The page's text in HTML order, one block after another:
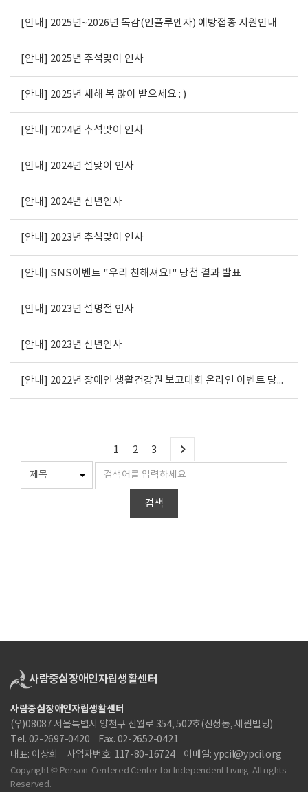
[안내] 2025년~2026년 독감(인플루엔자) 예방접종 지원안내
[안내] 2025년 추석맞이 인사
[안내] 2025년 새해 복 많이 받으세요 : )
[안내] 2024년 추석맞이 인사
[안내] 2024년 설맞이 인사
[안내] 2024년 신년인사
[안내] 2023년 추석맞이 인사
[안내] SNS이벤트 "우리 친해져요!" 당첨 결과 발표
[안내] 2023년 설명절 인사
[안내] 2023년 신년인사
[안내] 2022년 장애인 생활건강권 보고대회 온라인 이벤트 당첨자 발표 안내
1 2 3
검색
사람중심장애인자립생활센터
(우)08087 서울특별시 양천구 신월로 354, 502호(신정동, 세원빌딩)
Tel. 02-2697-0420
Fax. 02-2652-0421
대표: 이상희
사업자번호: 117-80-16724 이메일: ypcil@ypcil.org
Copyright © Person-Centered Center for Independent Living. All rights
Reserved.